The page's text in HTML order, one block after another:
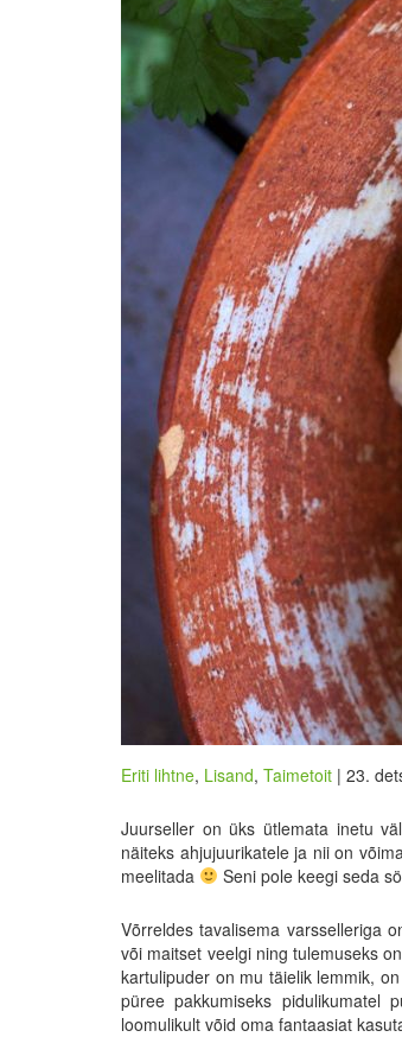
Eriti lihtne, Lisand, Taimetoit | 23.
Juurseller on üks ütlemata inetu
näiteks ahjujuurikatele ja nii on
meelitada
Seni pole keegi seda
Võrreldes tavalisema varsselleriga
või maitset veelgi ning tulemuseks
kartulipuder on mu täielik lemmik,
püree pakkumiseks pidulikumatel
loomulikult võid oma fantaasiat